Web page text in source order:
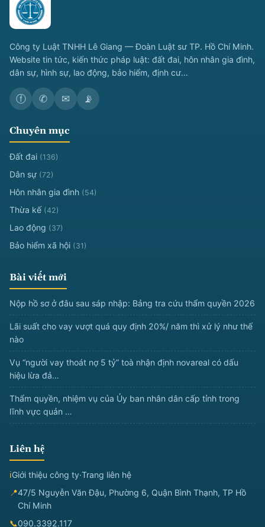
Công ty Luật TNHH Lê Giang — Đoàn Luật sư TP. Hồ Chí Minh.
Website tin tức, kiến thức pháp luật: đất đai, hôn nhân gia đình,
dân sự, hình sự, lao động, bảo hiểm, định cư…
ⓕ ✆ ✉ 📡
Chuyên mục
Đất đai (136)
Dân sự (72)
Hôn nhân gia đình (54)
Thừa kế (42)
Lao động (37)
Bảo hiểm xã hội (31)
Bài viết mới
Nộp hồ sơ ở đâu sau sáp nhập: Bảng tra cứu thẩm quyền 2026
Lãi suất cho vay vượt quá quy định 20%/ năm thì xử lý như thế
nào
Vụ “người vay thoát nợ 5 tỷ” toà nhận định novareal có dấu
hiệu lừa đả…
Thẩm quyền, nhiệm vụ của Ủy ban nhân dân cấp tỉnh trong
lĩnh vực quản …
Liên hệ
ℹGiới thiệu công ty·Trang liên hệ
📍47/5 Nguyễn Văn Đậu, Phường 6, Quận Bình Thạnh, TP Hồ
Chí Minh
📞090.3392.117